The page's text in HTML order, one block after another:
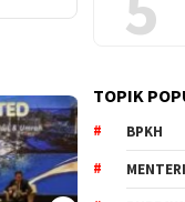
TOPIK
BPKH